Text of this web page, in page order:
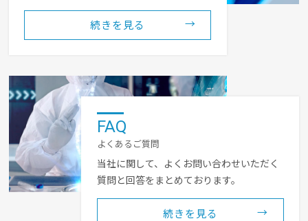
続きを見る
FAQ
よくあるご質問
当社に関して、よくお問い合わせいただく
質問と回答をまとめております。
続きを見る